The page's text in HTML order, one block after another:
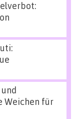
Weichen für